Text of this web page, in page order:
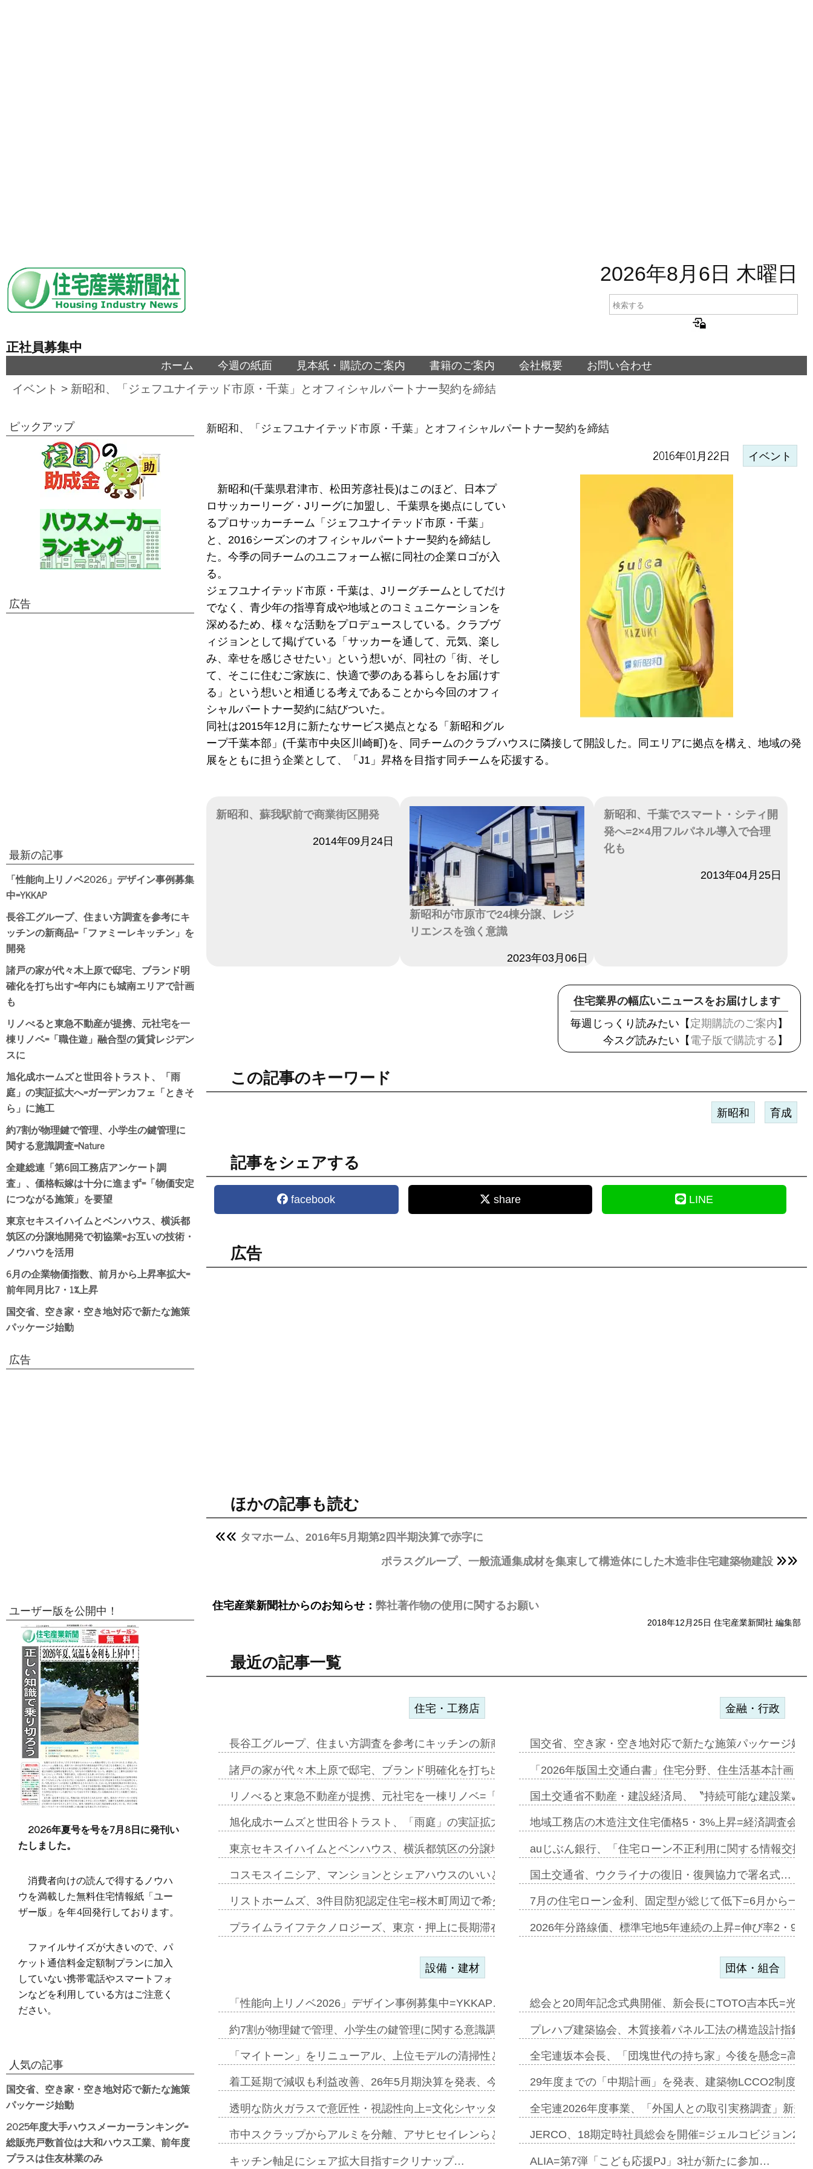
2026年8月6日 木曜日
正社員募集中
ホーム 今週の紙面 見本紙・購読のご案内 書籍のご案内 会社概要 お問い合わせ
イベント > 新昭和、「ジェフユナイテッド市原・千葉」とオフィシャルパートナー契約を締結
新昭和、「ジェフユナイテッド市原・千葉」とオフィシャルパートナー契約を締結
2016年01月22日 イベント
新昭和(千葉県君津市、松田芳彦社長)はこのほど、日本プ
ロサッカーリーグ・Jリーグに加盟し、千葉県を拠点にしてい
るプロサッカーチーム「ジェフユナイテッド市原・千葉」
と、2016シーズンのオフィシャルパートナー契約を締結し
た。今季の同チームのユニフォーム裾に同社の企業ロゴが入
る。
ジェフユナイテッド市原・千葉は、Jリーグチームとしてだけ
でなく、青少年の指導育成や地域とのコミュニケーションを
深めるため、様々な活動をプロデュースしている。クラブヴ
ィジョンとして掲げている「サッカーを通して、元気、楽し
み、幸せを感じさせたい」という想いが、同社の「街、そし
て、そこに住むご家族に、快適で夢のある暮らしをお届けす
る」という想いと相通じる考えであることから今回のオフィ
シャルパートナー契約に結びついた。
同社は2015年12月に新たなサービス拠点となる「新昭和グル
ープ千葉本部」(千葉市中央区川崎町)を、同チームのクラブハウスに隣接して開設した。同エリアに拠点を構え、地域の発
展をともに担う企業として、「J1」昇格を目指す同チームを応援する。
新昭和、蘇我駅前で商業街区開発
2014年09月24日
新昭和が市原市で24棟分譲、レジ
リエンスを強く意識
2023年03月06日
新昭和、千葉でスマート・シティ開
発へ=2×4用フルパネル導入で合理
化も
2013年04月25日
住宅業界の幅広いニュースをお届けします
毎週じっくり読みたい【 定期購読のご案内 】
今スグ読みたい【 電子版で購読する 】
この記事のキーワード
新昭和 育成
記事をシェアする
facebook share LINE
広告
ほかの記事も読む
タマホーム、2016年5月期第2四半期決算で赤字に
ポラスグループ、一般流通集成材を集束して構造体にした木造非住宅建築物建設
住宅産業新聞社からのお知らせ： 弊社著作物の使用に関するお願い
2018年12月25日 住宅産業新聞社 編集部
最近の記事一覧
住宅・工務店
長谷工グループ、住まい方調査を参考にキッチンの新商品=「ファミーレキ…
諸戸の家が代々木上原で邸宅、ブランド明確化を打ち出す=年内にも城南エ…
リノべると東急不動産が提携、元社宅を一棟リノベ=「職住遊」融合型の賃…
旭化成ホームズと世田谷トラスト、「雨庭」の実証拡大へ=ガーデンカフェ…
東京セキスイハイムとベンハウス、横浜都筑区の分譲地開発で初協業=お互…
コスモスイニシア、マンションとシェアハウスのいいとこどりのコリビング…
リストホームズ、3件目防犯認定住宅=桜木町周辺で希少価値のある2階建…
プライムライフテクノロジーズ、東京・押上に長期滞在型ホテル第1弾が開…
金融・行政
国交省、空き家・空き地対応で新たな施策パッケージ始
「2026年版国土交通白書」住宅分野、住生活基本計画
国土交通省不動産・建設経済局、〝持続可能な建設業〟
地域工務店の木造注文住宅価格5・3%上昇=経済調査会
auじぶん銀行、「住宅ローン不正利用に関する情報交換
国土交通省、ウクライナの復旧・復興協力で署名式…
7月の住宅ローン金利、固定型が総じて低下=6月から一
2026年分路線価、標準宅地5年連続の上昇=伸び率2・
設備・建材
「性能向上リノベ2026」デザイン事例募集中=YKKAP…
約7割が物理鍵で管理、小学生の鍵管理に関する意識調査=Nature…
「マイトーン」をリニューアル、上位モデルの清掃性と安全性追加=リンナ…
着工延期で減収も利益改善、26年5月期決算を発表、今期は増収見込む=…
透明な防火ガラスで意匠性・視認性向上=文化シヤッター…
市中スクラップからアルミを分離、アサヒセイレンらと協働開発開始=三協…
キッチン軸足にシェア拡大目指す=クリナップ…
団体・組合
総会と20周年記念式典開催、新会長にTOTO吉本氏=光
プレハブ建築協会、木質接着パネル工法の構造設計指針
全宅連坂本会長、「団塊世代の持ち家」今後を懸念=高
29年度までの「中期計画」を発表、建築物LCCO2制度
全宅連2026年度事業、「外国人との取引実務調査」新規
JERCO、18期定時社員総会を開催=ジェルコビジョン
ALIA=第7弾「こども応援PJ」3社が新たに参加…
ピックアップ
広告
最新の記事
「性能向上リノベ2026」デザイン事例募集
中=YKKAP
長谷工グループ、住まい方調査を参考にキ
ッチンの新商品=「ファミーレキッチン」を
開発
諸戸の家が代々木上原で邸宅、ブランド明
確化を打ち出す=年内にも城南エリアで計画
も
リノべると東急不動産が提携、元社宅を一
棟リノベ=「職住遊」融合型の賃貸レジデン
スに
旭化成ホームズと世田谷トラスト、「雨
庭」の実証拡大へ=ガーデンカフェ「ときそ
ら」に施工
約7割が物理鍵で管理、小学生の鍵管理に
関する意識調査=Nature
全建総連「第6回工務店アンケート調
査」、価格転嫁は十分に進まず=「物価安定
につながる施策」を要望
東京セキスイハイムとベンハウス、横浜都
筑区の分譲地開発で初協業=お互いの技術・
ノウハウを活用
6月の企業物価指数、前月から上昇率拡大=
前年同月比7・1%上昇
国交省、空き家・空き地対応で新たな施策
パッケージ始動
広告
ユーザー版を公開中！
2026年夏号を号を7月8日に発刊い
たしました。
消費者向けの読んで得するノウハ
ウを満載した無料住宅情報紙「ユー
ザー版」を年4回発行しております。
ファイルサイズが大きいので、パ
ケット通信料金定額制プランに加入
していない携帯電話やスマートフォ
ンなどを利用している方はご注意く
ださい。
人気の記事
国交省、空き家・空き地対応で新たな施策
パッケージ始動
2025年度大手ハウスメーカーランキング=
総販売戸数首位は大和ハウス工業、前年度
プラスは住友林業のみ